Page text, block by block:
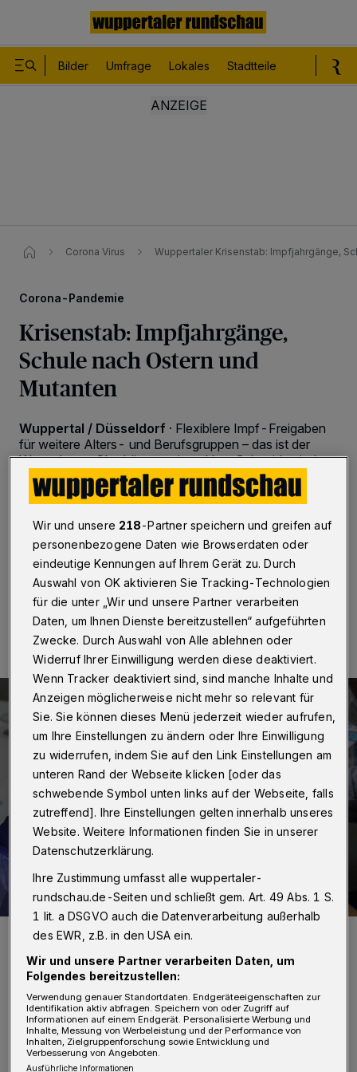
Bilder Umfrage Lokales Stadtteile
Corona Virus Wuppertaler Krisenstab: Impfjahrgänge,
Corona-Pandemie
Krisenstab: Impfjahrgänge,
Schule nach Ostern und
Mutanten
Wuppertal / Düsseldorf · Flexiblere Impf-Freigaben
für weitere Alters- und Berufsgruppen – das ist der
Wunsch von Oberbürgermeister Uwe Schneidewind
und Krisenstabsleiter Johannes Slawig an das Land.
NRW ist dem Anliegen der Kommunen an frühen
Donnerstagabend (8. April 2021) nachgekommen und
hat die Freigabe für die Geburtsjahrgänge 1942 und
1943 erteilt.
08.04.2021 , 19:00 Uhr 2 Minuten Lesezeit
Blick ins Wuppertaler Impfzentrum (Symbolbild).
lle Bürgerinnen und Bürger dieser
Wir und unsere 218-Partner speichern und greifen auf
personenbezogene Daten wie Browserdaten oder
eindeutige Kennungen auf Ihrem Gerät zu. Durch
Auswahl von OK aktivieren Sie Tracking-Technologien
für die unter „Wir und unsere Partner verarbeiten
Daten, um Ihnen Dienste bereitzustellen“ aufgeführten
Zwecke. Durch Auswahl von Alle ablehnen oder
Widerruf Ihrer Einwilligung werden diese deaktiviert.
Wenn Tracker deaktiviert sind, sind manche Inhalte und
Anzeigen möglicherweise nicht mehr so relevant für
Sie. Sie können dieses Menü jederzeit wieder aufrufen,
um Ihre Einstellungen zu ändern oder Ihre Einwilligung
zu widerrufen, indem Sie auf den Link Einstellungen am
unteren Rand der Webseite klicken [oder das
schwebende Symbol unten links auf der Webseite, falls
zutreffend]. Ihre Einstellungen gelten innerhalb unseres
Website. Weitere Informationen finden Sie in unserer
Datenschutzerklärung.
Ihre Zustimmung umfasst alle wuppertaler-
rundschau.de-Seiten und schließt gem. Art. 49 Abs. 1 S.
1 lit. a DSGVO auch die Datenverarbeitung außerhalb
des EWR, z.B. in den USA ein.
Wir und unsere Partner verarbeiten Daten, um
Folgendes bereitzustellen:
Verwendung genauer Standortdaten. Endgeräteeigenschaften zur
Identifikation aktiv abfragen. Speichern von oder Zugriff auf
Informationen auf einem Endgerät. Personalisierte Werbung und
Inhalte, Messung von Werbeleistung und der Performance von
Inhalten, Zielgruppenforschung sowie Entwicklung und
Verbesserung von Angeboten.
Ausführliche Informationen